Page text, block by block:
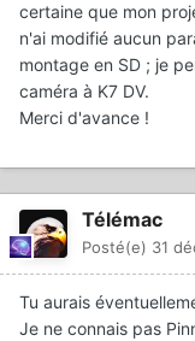
certaine que mon
n'ai modifié aucun
montage en SD ; je
caméra à K7 DV.
Merci d'avance !
Télémac
Posté(e) 31
Tu aurais
Je ne connais pas